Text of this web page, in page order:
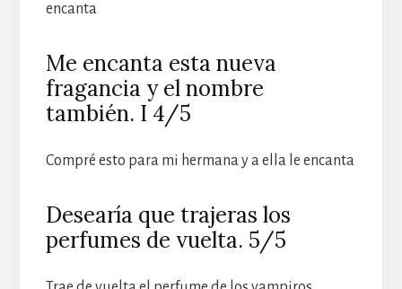
encanta
Me encanta esta nueva
fragancia y el nombre
también. I 4/5
Compré esto para mi hermana y a ella le encanta
Desearía que trajeras los
perfumes de vuelta. 5/5